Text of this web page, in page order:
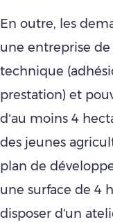
En outre, les
une entreprise
technique
prestation) et
d’au moins 4
des jeunes
plan de
une surface de 4
disposer d'un